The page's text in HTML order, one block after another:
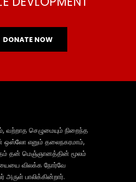
DONATE NOW
வற்றாத செழுமையும் நிறைந்த
ஒஸ்லோ எனும் தலைநகரமாம்,
தன் மெஞ்ஞானத்தின் மூலம்
விலக்க நோர்வே
அருள் பாலிக்கின்றார்.